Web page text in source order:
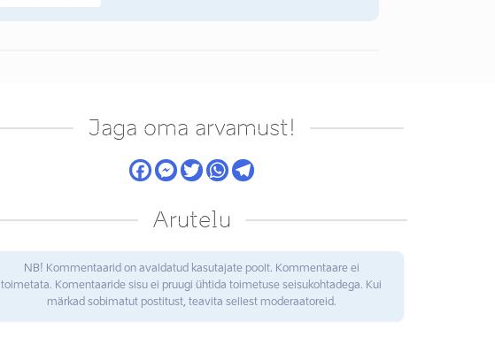
Jaga oma arvamust!
Arutelu
NB! Kommentaarid on avaldatud kasutajate poolt. Kommentaare ei
toimetata. Komentaaride sisu ei pruugi ühtida toimetuse seisukohtadega. Kui
märkad sobimatut postitust, teavita sellest moderaatoreid.